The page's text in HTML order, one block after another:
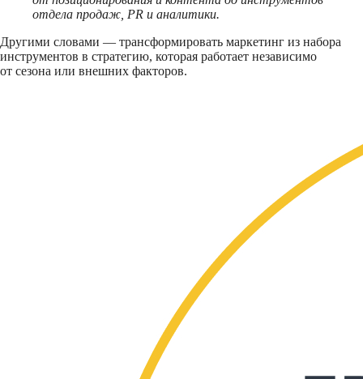
отдела продаж, PR и аналитики.
Другими словами — трансформировать маркетинг из набора
инструментов в стратегию, которая работает независимо
от сезона или внешних факторов.